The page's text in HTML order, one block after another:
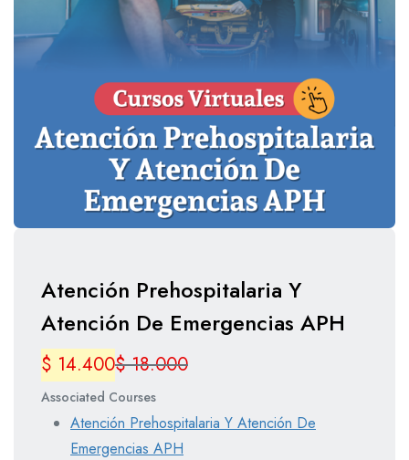
Atención Prehospitalaria Y
Atención De Emergencias APH
$18.000
$ 14.400
Associated Courses
Atención Prehospitalaria Y Atención De
Emergencias APH